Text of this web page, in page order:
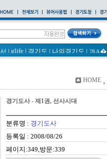
| glife | 경기도 | 나의경기도 | 과A�
점검 사례집|통계연보|
|
법률_질의 회신 사례집 |
문화가족 소식지
HOME
경기도사 - 제1권, 선사시대
분류명 : 경기도사
등록일 : 2008/08/26
페이지:349,방문:339